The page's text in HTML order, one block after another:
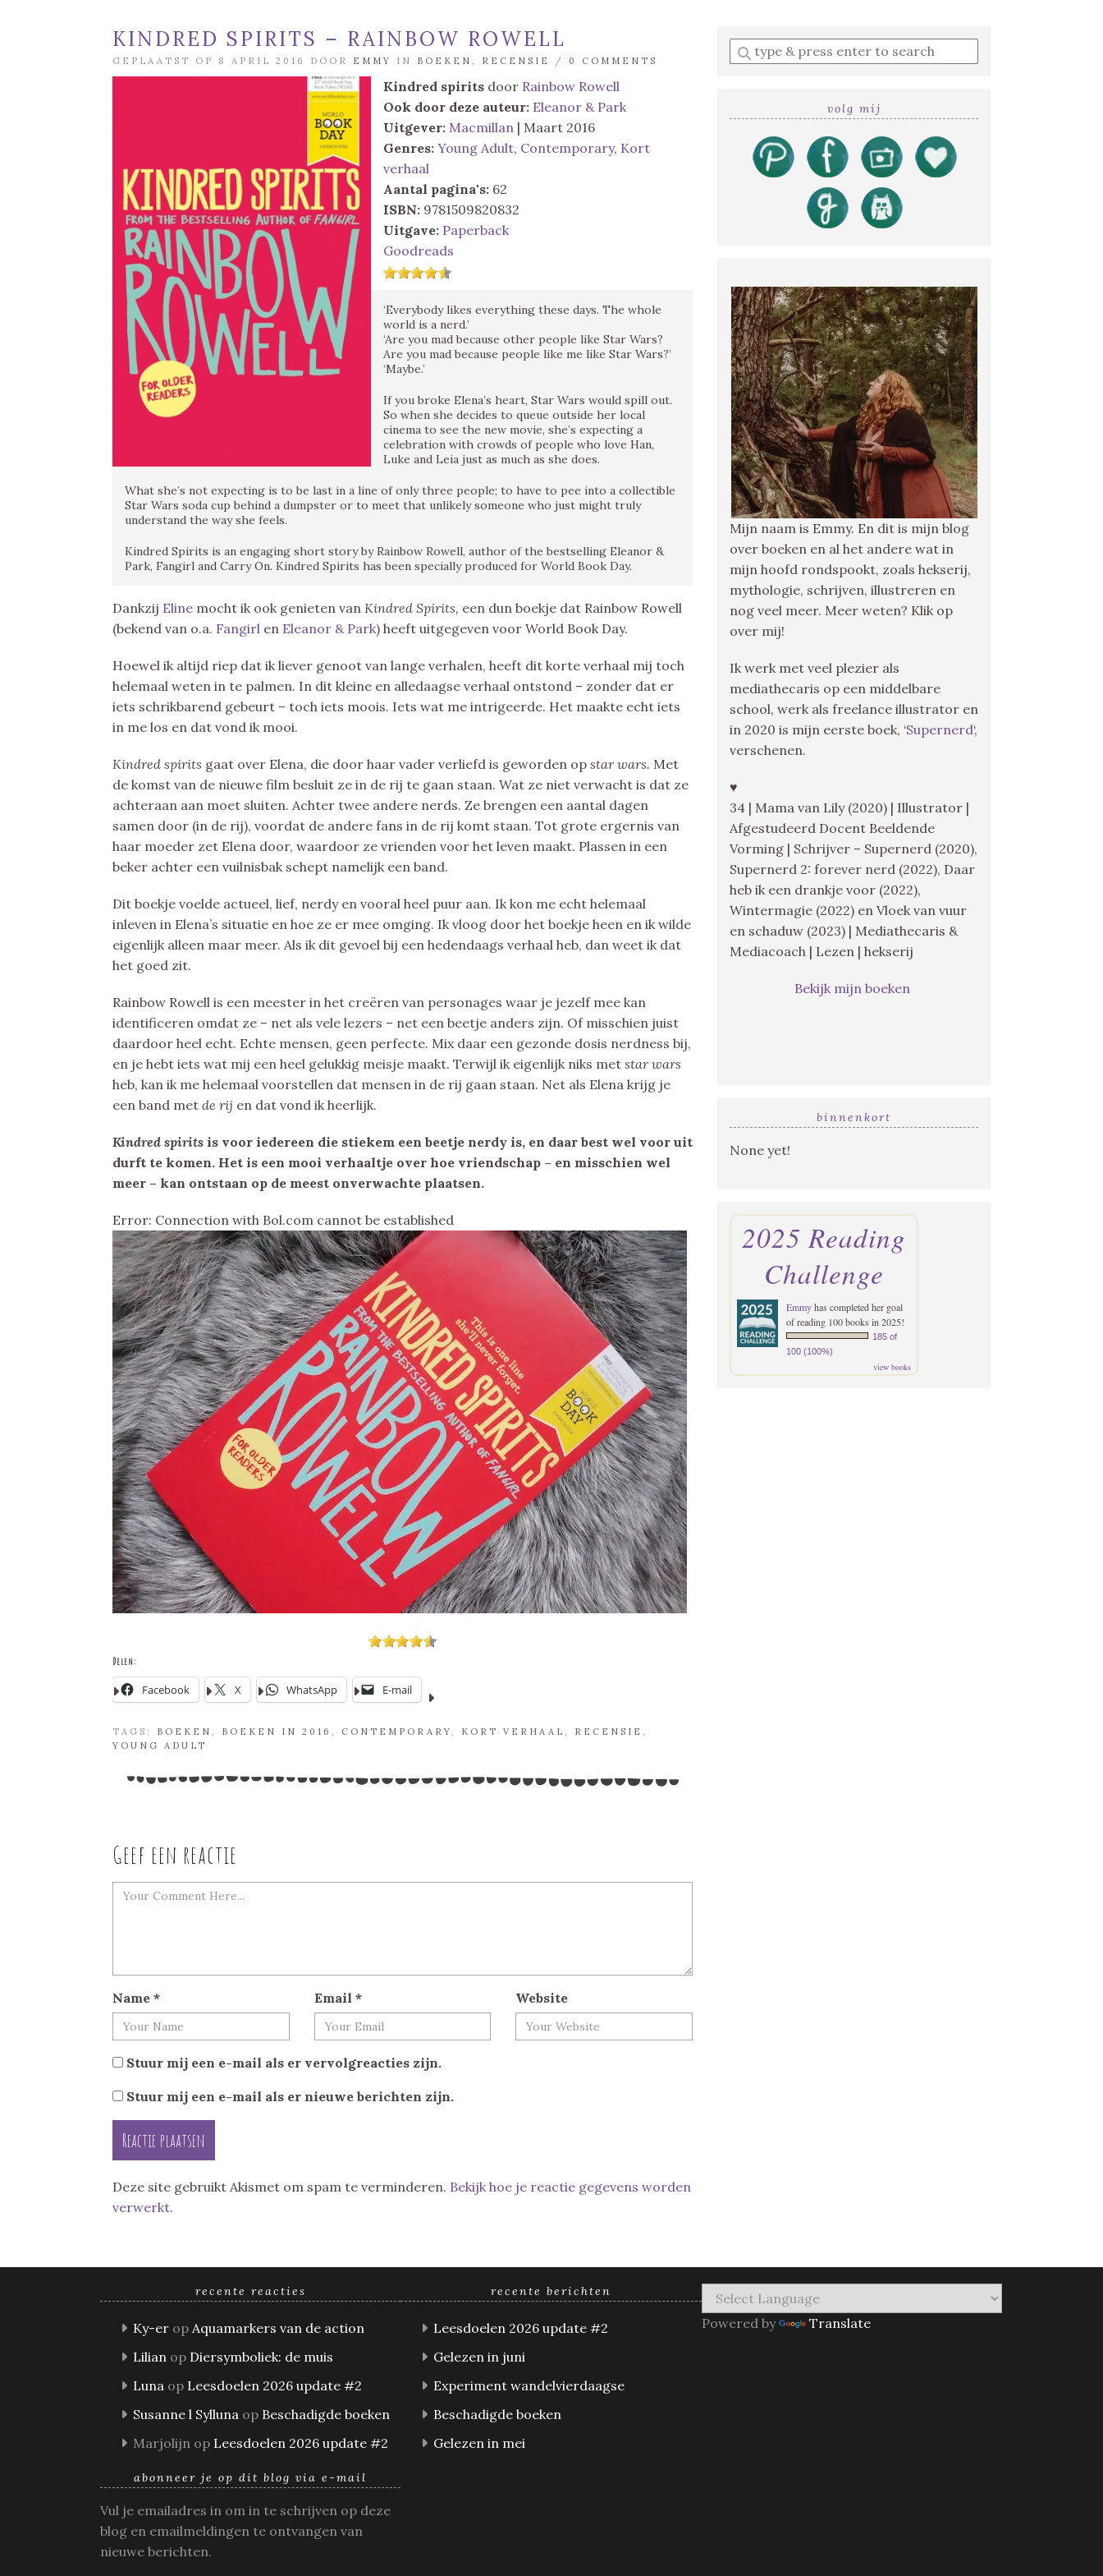
KINDRED SPIRITS – RAINBOW ROWELL
GEPLAATST OP 8 APRIL 2016 DOOR EMMY IN BOEKEN , RECENSIE / 0 COMMENTS
Kindred spirits door Rainbow Rowell
Ook door deze auteur: Eleanor & Park
Uitgever: Macmillan | Maart 2016
Genres: Young Adult, Contemporary, Kort
verhaal
Aantal pagina's: 62
ISBN: 9781509820832
Uitgave: Paperback
Goodreads
‘Everybody likes everything these days. The whole
world is a nerd.’
‘Are you mad because other people like Star Wars?
Are you mad because people like me like Star Wars?’
‘Maybe.’
If you broke Elena’s heart, Star Wars would spill out.
So when she decides to queue outside her local
cinema to see the new movie, she’s expecting a
celebration with crowds of people who love Han,
Luke and Leia just as much as she does.
What she’s not expecting is to be last in a line of only three people; to have to pee into a collectible
Star Wars soda cup behind a dumpster or to meet that unlikely someone who just might truly
understand the way she feels.
Kindred Spirits is an engaging short story by Rainbow Rowell, author of the bestselling Eleanor &
Park, Fangirl and Carry On. Kindred Spirits has been specially produced for World Book Day.
Dankzij Eline mocht ik ook genieten van Kindred Spirits, een dun boekje dat Rainbow Rowell
(bekend van o.a. Fangirl en Eleanor & Park) heeft uitgegeven voor World Book Day.
Hoewel ik altijd riep dat ik liever genoot van lange verhalen, heeft dit korte verhaal mij toch
helemaal weten in te palmen. In dit kleine en alledaagse verhaal ontstond – zonder dat er
iets schrikbarend gebeurt – toch iets moois. Iets wat me intrigeerde. Het maakte echt iets
in me los en dat vond ik mooi.
Kindred spirits gaat over Elena, die door haar vader verliefd is geworden op star wars. Met
de komst van de nieuwe film besluit ze in de rij te gaan staan. Wat ze niet verwacht is dat ze
achteraan aan moet sluiten. Achter twee andere nerds. Ze brengen een aantal dagen
samen door (in de rij), voordat de andere fans in de rij komt staan. Tot grote ergernis van
haar moeder zet Elena door, waardoor ze vrienden voor het leven maakt. Plassen in een
beker achter een vuilnisbak schept namelijk een band.
Dit boekje voelde actueel, lief, nerdy en vooral heel puur aan. Ik kon me echt helemaal
inleven in Elena’s situatie en hoe ze er mee omging. Ik vloog door het boekje heen en ik wilde
eigenlijk alleen maar meer. Als ik dit gevoel bij een hedendaags verhaal heb, dan weet ik dat
het goed zit.
Rainbow Rowell is een meester in het creëren van personages waar je jezelf mee kan
identificeren omdat ze – net als vele lezers – net een beetje anders zijn. Of misschien juist
daardoor heel echt. Echte mensen, geen perfecte. Mix daar een gezonde dosis nerdness bij,
en je hebt iets wat mij een heel gelukkig meisje maakt. Terwijl ik eigenlijk niks met star wars
heb, kan ik me helemaal voorstellen dat mensen in de rij gaan staan. Net als Elena krijg je
een band met de rij en dat vond ik heerlijk.
Kindred spirits is voor iedereen die stiekem een beetje nerdy is, en daar best wel voor uit
durft te komen. Het is een mooi verhaaltje over hoe vriendschap – en misschien wel
meer – kan ontstaan op de meest onverwachte plaatsen.
Error: Connection with Bol.com cannot be established
Delen:
Facebook X WhatsApp E-mail
TAGS: BOEKEN , BOEKEN IN 2016 , CONTEMPORARY, KORT VERHAAL , RECENSIE ,
YOUNG ADULT
Geef een reactie
Name * Email * Website
Stuur mij een e-mail als er vervolgreacties zijn.
Stuur mij een e-mail als er nieuwe berichten zijn.
Deze site gebruikt Akismet om spam te verminderen. Bekijk hoe je reactie gegevens worden
verwerkt.
Enter
a
volg mij
Mijn naam is Emmy. En dit is mijn blog
over boeken en al het andere wat in
mijn hoofd rondspookt, zoals hekserij,
mythologie, schrijven, illustreren en
nog veel meer. Meer weten? Klik op
over mij!
Ik werk met veel plezier als
mediathecaris op een middelbare
school, werk als freelance illustrator en
in 2020 is mijn eerste boek, ‘Supernerd‘,
verschenen.
♥
34 | Mama van Lily (2020) | Illustrator |
Afgestudeerd Docent Beeldende
Vorming | Schrijver – Supernerd (2020),
Supernerd 2: forever nerd (2022), Daar
heb ik een drankje voor (2022),
Wintermagie (2022) en Vloek van vuur
en schaduw (2023) | Mediathecaris &
Mediacoach | Lezen | hekserij
Bekijk mijn boeken
binnenkort
None yet!
2025 Reading
Challenge
Emmyhas completed her goal
of reading 100 books in 2025!
185 of
100 (100%)
view books
recente reacties
Ky-er op Aquamarkers van de action
Lilian op Diersymboliek: de muis
Luna op Leesdoelen 2026 update #2
Susanne l Sylluna op Beschadigde boeken
Marjolijn op Leesdoelen 2026 update #2
recente berichten
Leesdoelen 2026 update #2
Gelezen in juni
Experiment wandelvierdaagse
Beschadigde boeken
Gelezen in mei
Powered by Translate
abonneer je op dit blog via e-mail
Vul je emailadres in om in te schrijven op deze
blog en emailmeldingen te ontvangen van
nieuwe berichten.